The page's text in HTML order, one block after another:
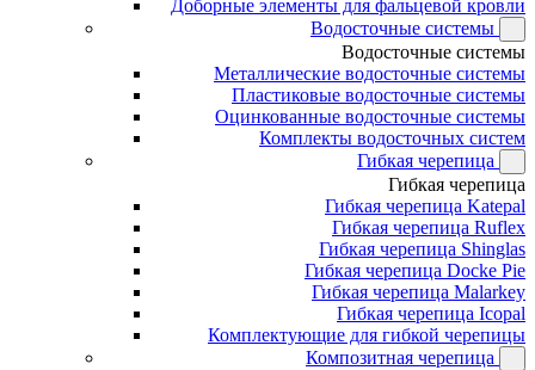
Доборные элементы для фальцевой кровли
Водосточные системы
Водосточные системы
Металлические водосточные системы
Пластиковые водосточные системы
Оцинкованные водосточные системы
Комплекты водосточных систем
Гибкая черепица
Гибкая черепица
Гибкая черепица Katepal
Гибкая черепица Ruflex
Гибкая черепица Shinglas
Гибкая черепица Docke Pie
Гибкая черепица Malarkey
Гибкая черепица Icopal
Комплектующие для гибкой черепицы
Композитная черепица